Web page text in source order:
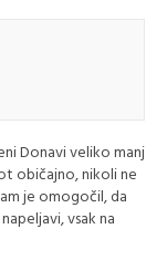
Donavi veliko manj
običajno, nikoli ne
je omogočil, da
vsak na